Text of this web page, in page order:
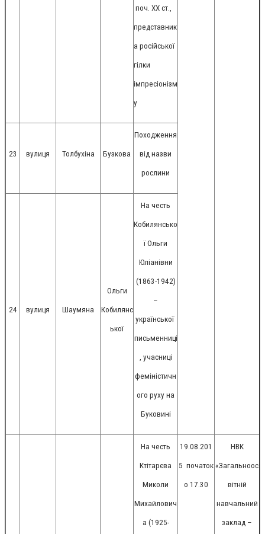
поч. ХХ ст.,
представник
а російської
гілки
імпресіонізм
у
23 вулиця Толбухіна Бузкова
Походження
від назви
рослини
24 вулиця Шаумяна
Ольги
Кобилянс
ької
На честь
Кобилянсько
ї Ольги
Юліанівни
(1863-1942)
–
української
письменниці
, учасниці
феміністичн
ого руху на
Буковині
На честь
Ктітарєва
Миколи
Михайлович
а (1925-
19.08.201
5 початок
о 17.30
НВК
«Загальноос
вітній
навчальний
заклад –